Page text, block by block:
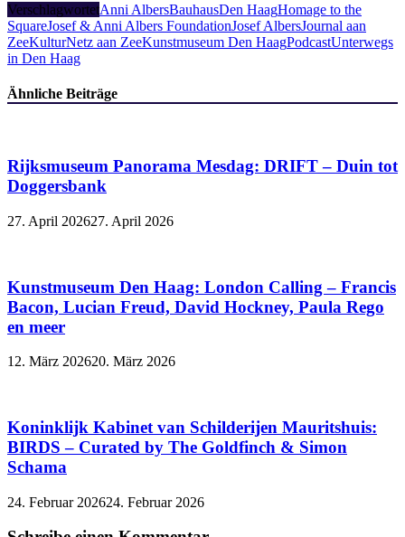
VerschlagwortetAnni AlbersBauhausDen HaagHomage to the
SquareJosef & Anni Albers FoundationJosef AlbersJournal aan
ZeeKulturNetz aan ZeeKunstmuseum Den HaagPodcastUnterwegs
in Den Haag
Ähnliche Beiträge
Rijksmuseum Panorama Mesdag: DRIFT – Duin tot
Doggersbank
27. April 202627. April 2026
Kunstmuseum Den Haag: London Calling – Francis
Bacon, Lucian Freud, David Hockney, Paula Rego
en meer
12. März 202620. März 2026
Koninklijk Kabinet van Schilderijen Mauritshuis:
BIRDS – Curated by The Goldfinch & Simon
Schama
24. Februar 202624. Februar 2026